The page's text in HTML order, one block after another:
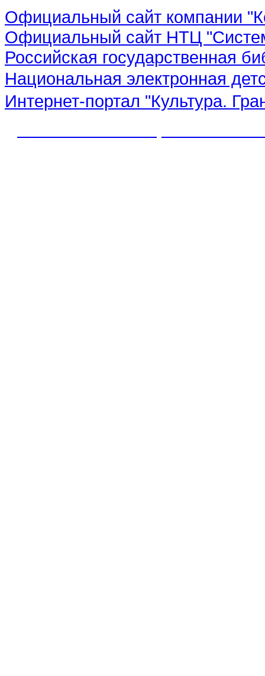
Официальный сайт компании
Официальный сайт НТЦ
Российская государственная
Национальная электронная
Интернет-портал "Культура.